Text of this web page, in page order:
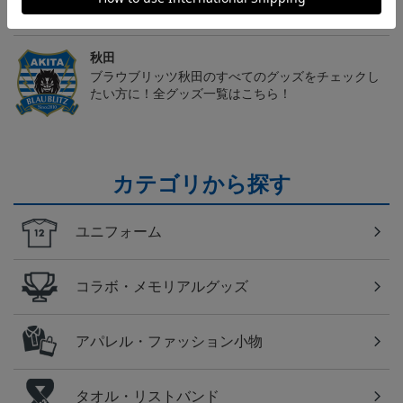
秋田
ブラウブリッツ秋田のすべてのグッズをチェックし
たい方に！全グッズ一覧はこちら！
カテゴリから探す
ユニフォーム
コラボ・メモリアルグッズ
アパレル・ファッション小物
タオル・リストバンド